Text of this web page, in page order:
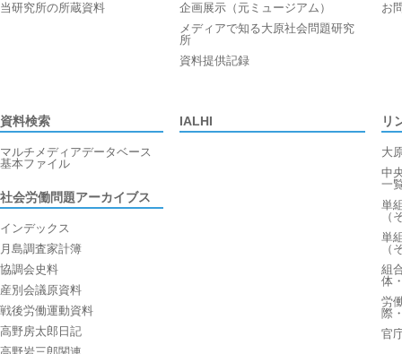
当研究所の所蔵資料
企画展示（元ミュージアム）
メディアで知る大原社会問題研究
所
資料提供記録
お
資料検索
マルチメディアデータベース
基本ファイル
社会労働問題アーカイブス
インデックス
月島調査家計簿
協調会史料
産別会議原資料
戦後労働運動資料
高野房太郎日記
IALHI リ
大
中
一
単
（
単
（
組
体
労
際
官